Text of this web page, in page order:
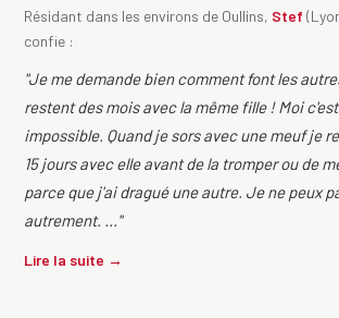
Résidant dans les environs de Oullins, Stef
confie :
"Je me demande bien comment font les
restent des mois avec la même fille ! Moi
impossible. Quand je sors avec une meuf je
15 jours avec elle avant de la tromper ou de
parce que j'ai dragué une autre. Je ne peux
autrement. ..."
Lire la suite →